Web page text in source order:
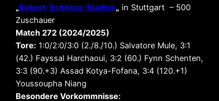
„Robert-Schlienz-Stadion„ in Stuttgart – 500
Zuschauer
Match 272 (2024/2025)
Tore: 1:0/2:0/3:0 (2./8./10.) Salvatore Mule, 3:1
(42.) Fayssal Harchaoui, 3:2 (60.) Fynn Schenten,
3:3 (90.+3) Assad Kotya-Fofana, 3:4 (120.+1)
Youssoupha Niang
Besondere Vorkommnisse: